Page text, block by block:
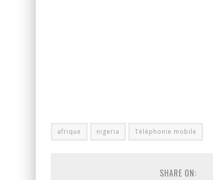
afrique nigeria Téléphonie mobile
SHARE ON: